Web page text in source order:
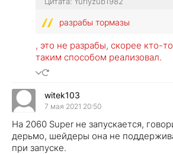
разрабы тормазы
, это не разрабы, скорее кто-
таким способом реализовал.
witek103
7 мая 2021 20:50
На 2060 Super не запускается,
дерьмо, шейдеры она не
при запуске.